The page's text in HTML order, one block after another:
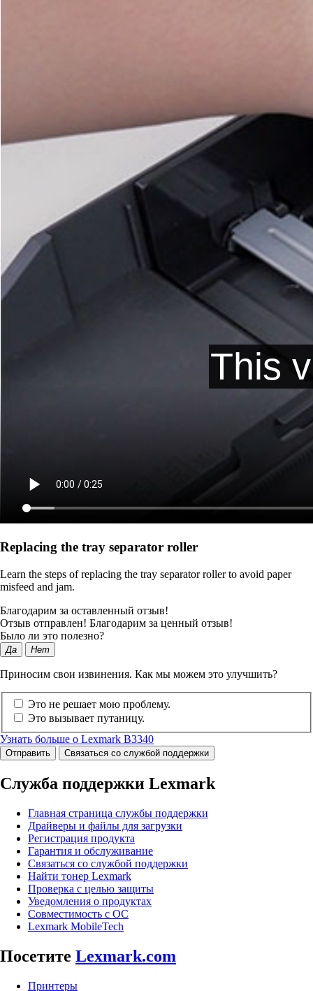
Replacing the tray separator roller
Learn the steps of replacing the tray separator roller to avoid paper
misfeed and jam.
Благодарим за оставленный отзыв!
Отзыв отправлен! Благодарим за ценный отзыв!
Было ли это полезно?
Да Нет
Приносим свои извинения. Как мы можем это улучшить?
Это не решает мою проблему.
Это вызывает путаницу.
Узнать больше о Lexmark B3340
Отправить Связаться со службой поддержки
Служба поддержки Lexmark
Главная страница службы поддержки
Драйверы и файлы для загрузки
Регистрация продукта
Гарантия и обслуживание
Связаться со службой поддержки
Найти тонер Lexmark
Проверка с целью защиты
Уведомления о продуктах
Совместимость с ОС
Lexmark MobileTech
Посетите Lexmark.com
Принтеры